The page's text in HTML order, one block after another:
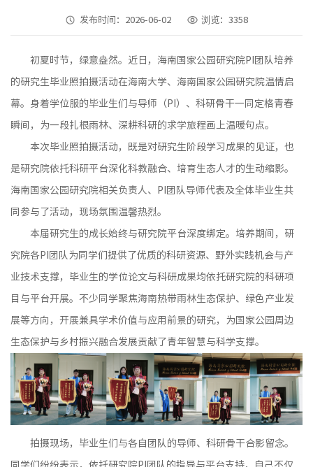
发布时间：2026-06-02 浏览：3358
初夏时节，绿意盎然。近日，海南国家公园研究院PI团队培养
的研究生毕业照拍摄活动在海南大学、海南国家公园研究院温情启
幕。身着学位服的毕业生们与导师（PI）、科研骨干一同定格青春
瞬间，为一段扎根雨林、深耕科研的求学旅程画上温暖句点。
本次毕业照拍摄活动，既是对研究生阶段学习成果的见证，也
是研究院依托科研平台深化科教融合、培育生态人才的生动缩影。
海南国家公园研究院相关负责人、PI团队导师代表及全体毕业生共
同参与了活动，现场氛围温馨热烈。
本届研究生的成长始终与研究院平台深度绑定。培养期间，研
究院各PI团队为同学们提供了优质的科研资源、野外实践机会与产
业技术支撑，毕业生的学位论文与科研成果均依托研究院的科研项
目与平台开展。不少同学聚焦海南热带雨林生态保护、绿色产业发
展等方向，开展兼具学术价值与应用前景的研究，为国家公园周边
生态保护与乡村振兴融合发展贡献了青年智慧与科学支撑。
拍摄现场，毕业生们与各自团队的导师、科研骨干合影留念。
同学们纷纷表示，依托研究院PI团队的指导与平台支持，自己不仅